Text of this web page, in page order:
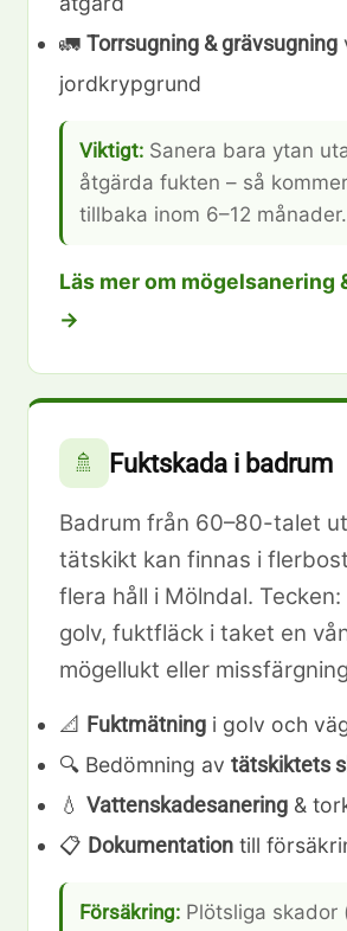
🚛 Torrsugning & grävsugning
jordkrypgrund
Viktigt:Sanera bara ytan
åtgärda fukten – så
tillbaka inom 6–12 månader.
Läs mer om mögelsanering
→
🚿 Fuktskada i badrum
Badrum från 60–80-talet
tätskikt kan finnas i
flera håll i Mölndal.
golv, fuktfläck i taket en
mögellukt eller
📐 Fuktmätningi golv och
🔍 Bedömning av tätskiktets
💧 Vattenskadesanering&
📋 Dokumentationtill
Försäkring:Plötsliga skador